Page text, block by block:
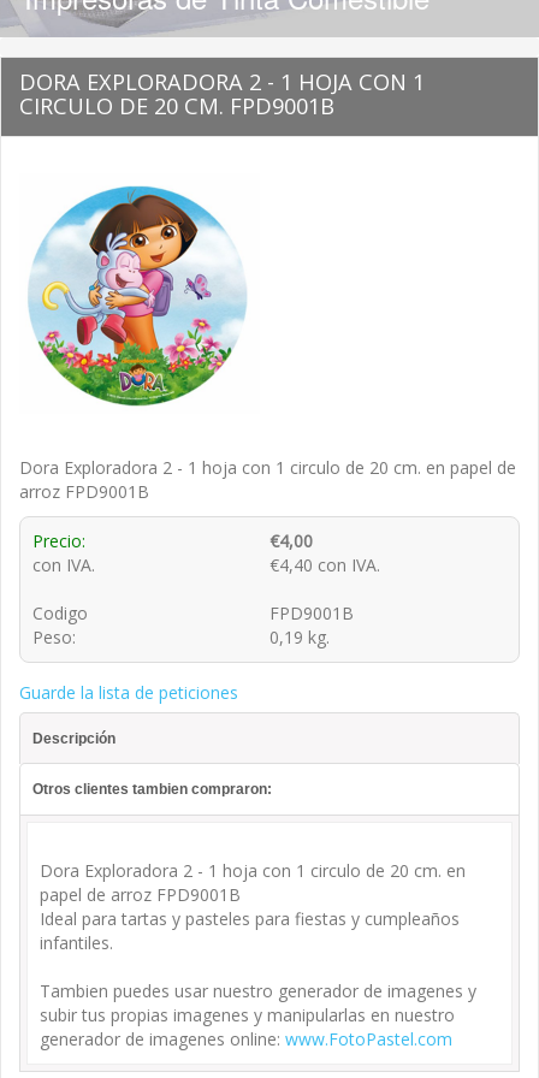
DORA EXPLORADORA 2 - 1 HOJA CON 1
CIRCULO DE 20 CM. FPD9001B
Dora Exploradora 2 - 1 hoja con 1 circulo de 20 cm. en papel de
arroz FPD9001B
Precio:
€4,00
con IVA.
€4,40 con IVA.
Codigo
FPD9001B
Peso:
0,19 kg.
Guarde la lista de peticiones
Descripción
Otros clientes tambien compraron:
Dora Exploradora 2 - 1 hoja con 1 circulo de 20 cm. en
papel de arroz FPD9001B
Ideal para tartas y pasteles para fiestas y cumpleaños
infantiles.
Tambien puedes usar nuestro generador de imagenes y
subir tus propias imagenes y manipularlas en nuestro
generador de imagenes online: www.FotoPastel.com